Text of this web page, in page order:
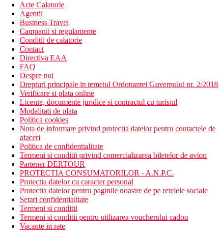
Acte Calatorie
Agentii
Business Travel
Campanii si regulamente
Conditii de calatorie
Contact
Directiva EAA
FAQ
Despre noi
Drepturi principale in temeiul Ordonantei Guvernului nr. 2/2018
Verificare si plata online
Licente, documente juridice si contractul cu turistul
Modalitati de plata
Politica cookies
Nota de informare privind protectia datelor pentru contactele de
afaceri
Politica de confidentialitate
Termeni si conditii privind comercializarea biletelor de avion
Partener DERTOUR
PROTECTIA CONSUMATORILOR - A.N.P.C.
Protectia datelor cu caracter personal
Protectia datelor pentru paginile noastre de pe retelele sociale
Setari confidentialitate
Termeni si conditii
Termeni si conditii pentru utilizarea voucherului cadou
Vacante in rate